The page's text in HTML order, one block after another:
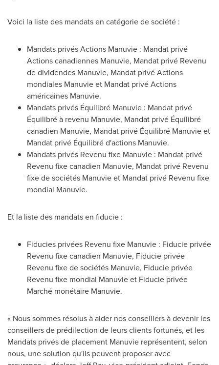
Voici la liste des mandats en catégorie de société :
Mandats privés Actions Manuvie : Mandat privé
Actions canadiennes Manuvie, Mandat privé Revenu
de dividendes Manuvie, Mandat privé Actions
mondiales Manuvie et Mandat privé Actions
américaines Manuvie.
Mandats privés Équilibré Manuvie : Mandat privé
Équilibré à revenu Manuvie, Mandat privé Équilibré
canadien Manuvie, Mandat privé Équilibré Manuvie et
Mandat privé Équilibré d'actions Manuvie.
Mandats privés Revenu fixe Manuvie : Mandat privé
Revenu fixe canadien Manuvie, Mandat privé Revenu
fixe de sociétés Manuvie et Mandat privé Revenu fixe
mondial Manuvie.
Et la liste des mandats en fiducie :
Fiducies privées Revenu fixe Manuvie : Fiducie privée
Revenu fixe canadien Manuvie, Fiducie privée
Revenu fixe de sociétés Manuvie, Fiducie privée
Revenu fixe mondial Manuvie et Fiducie privée
Marché monétaire Manuvie.
« Nous sommes résolus à aider nos conseillers à devenir les
conseillers de prédilection de leurs clients fortunés, et les
Mandats privés de placement Manuvie représentent, selon
nous, une solution qu'ils peuvent proposer avec